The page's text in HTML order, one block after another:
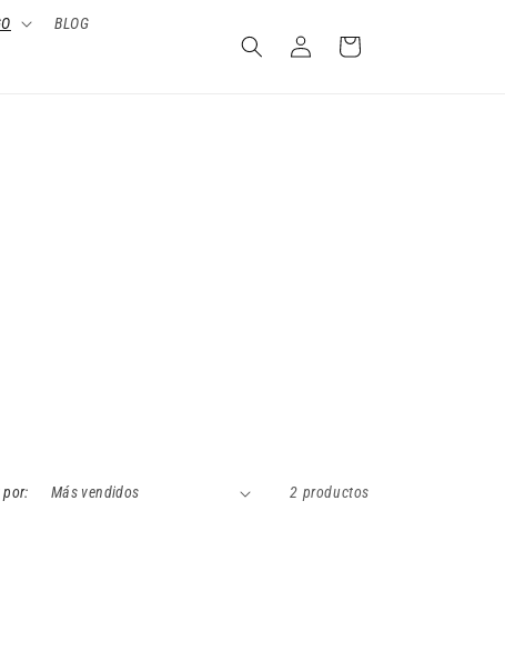
BLOG
sesión
Carrito
por: 2 productos